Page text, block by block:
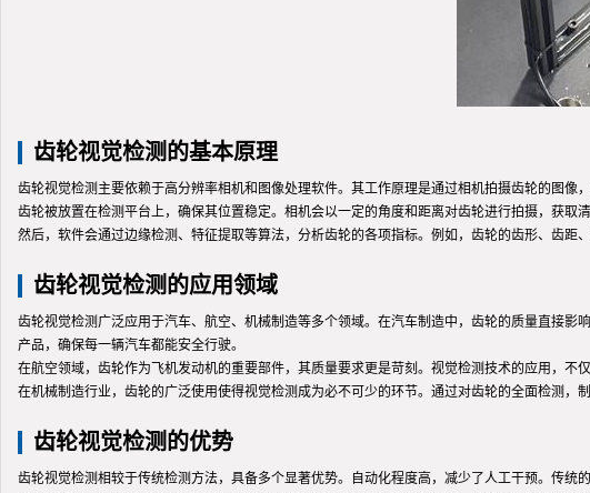
齿轮视觉检测的基本原理
齿轮视觉检测主要依赖于高分辨率相机和图像处理软件。其工作原理是通过相机拍摄齿轮的图
齿轮被放置在检测平台上，确保其位置稳定。相机会以一定的角度和距离对齿轮进行拍摄，获
然后，软件会通过边缘检测、特征提取等算法，分析齿轮的各项指标。例如，齿轮的齿形、齿
齿轮视觉检测的应用领域
齿轮视觉检测广泛应用于汽车、航空、机械制造等多个领域。在汽车制造中，齿轮的质量直接
产品，确保每一辆汽车都能安全行驶。
在航空领域，齿轮作为飞机发动机的重要部件，其质量要求更是苛刻。视觉检测技术的应用，不
在机械制造行业，齿轮的广泛使用使得视觉检测成为必不可少的环节。通过对齿轮的全面检测，
齿轮视觉检测的优势
齿轮视觉检测相较于传统检测方法，具备多个显著优势。自动化程度高，减少了人工干预。传